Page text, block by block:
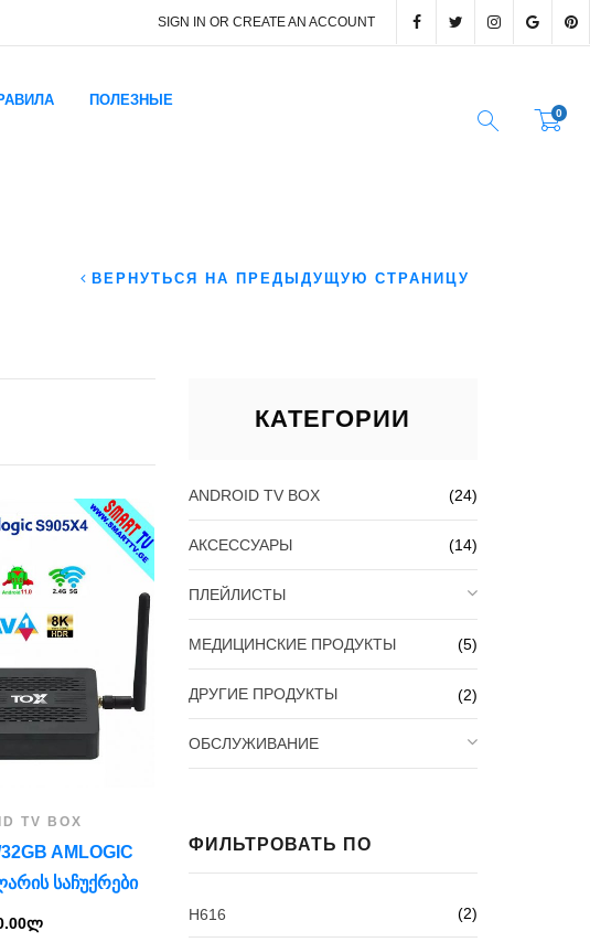
SIGN IN OR CREATE AN ACCOUNT
ПОЛЕЗНЫЕ
0
ВЕРНУТЬСЯ НА ПРЕДЫДУЩУЮ СТРАНИЦУ
TV BOX
AMLOGIC
ᲡᲐᲩᲣᲥᲠᲔᲑᲘ
ლ
КАТЕГОРИИ
ANDROID TV BOX (24)
АКСЕССУАРЫ (14)
ПЛЕЙЛИСТЫ
МЕДИЦИНСКИЕ ПРОДУКТЫ (5)
ДРУГИЕ ПРОДУКТЫ (2)
ОБСЛУЖИВАНИЕ
ФИЛЬТРОВАТЬ ПО
H616 (2)